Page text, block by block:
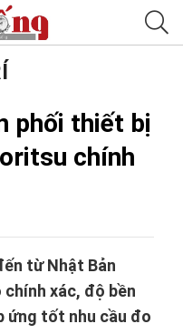
phối thiết bị
chính
từ Nhật Bản
xác, độ bền
ứng tốt nhu cầu đo